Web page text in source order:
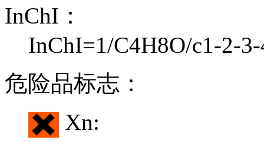
InChI：
InChI=1/C4H8O/c1-2-
危险品标志：
Xn: